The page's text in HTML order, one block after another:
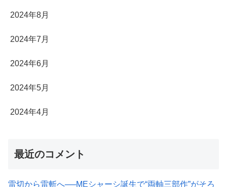
2024年8月
2024年7月
2024年6月
2024年5月
2024年4月
最近のコメント
雷切から雷斬へ──MEシャーシ誕生で“両軸三部作”がそろ